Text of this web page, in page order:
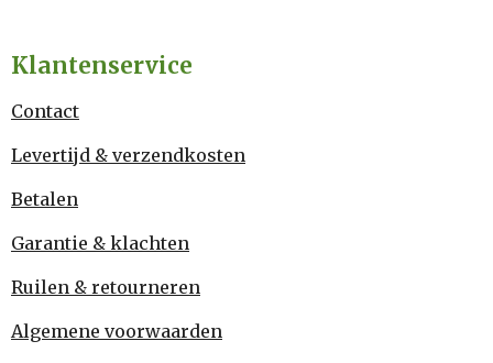
Klantenservice
Contact
Levertijd & verzendkosten
Betalen
Garantie & klachten
Ruilen & retourneren
Algemene voorwaarden